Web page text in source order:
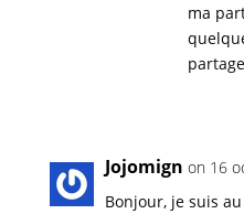
ma
Jojomign on 16
Bonjour, je suis